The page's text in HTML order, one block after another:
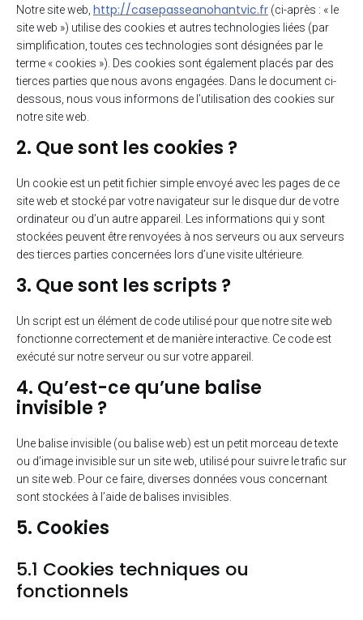
Notre site web, http://casepasseanohantvic.fr (ci-après : « le
site web ») utilise des cookies et autres technologies liées (par
simplification, toutes ces technologies sont désignées par le
terme « cookies »). Des cookies sont également placés par des
tierces parties que nous avons engagées. Dans le document ci-
dessous, nous vous informons de l’utilisation des cookies sur
notre site web.
2. Que sont les cookies ?
Un cookie est un petit fichier simple envoyé avec les pages de ce
site web et stocké par votre navigateur sur le disque dur de votre
ordinateur ou d’un autre appareil. Les informations qui y sont
stockées peuvent être renvoyées à nos serveurs ou aux serveurs
des tierces parties concernées lors d’une visite ultérieure.
3. Que sont les scripts ?
Un script est un élément de code utilisé pour que notre site web
fonctionne correctement et de manière interactive. Ce code est
exécuté sur notre serveur ou sur votre appareil.
4. Qu’est-ce qu’une balise
invisible ?
Une balise invisible (ou balise web) est un petit morceau de texte
ou d’image invisible sur un site web, utilisé pour suivre le trafic sur
un site web. Pour ce faire, diverses données vous concernant
sont stockées à l’aide de balises invisibles.
5. Cookies
5.1 Cookies techniques ou
fonctionnels